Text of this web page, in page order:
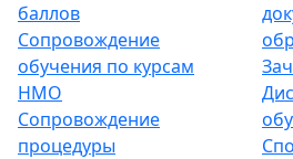
баллов
Сопровождение
обучения по курсам
НМО
Сопровождение
процедуры